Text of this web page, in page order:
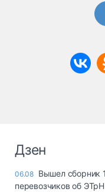
Дзен
06.08 Вышел сборник
перевозчиков об ЭТрН